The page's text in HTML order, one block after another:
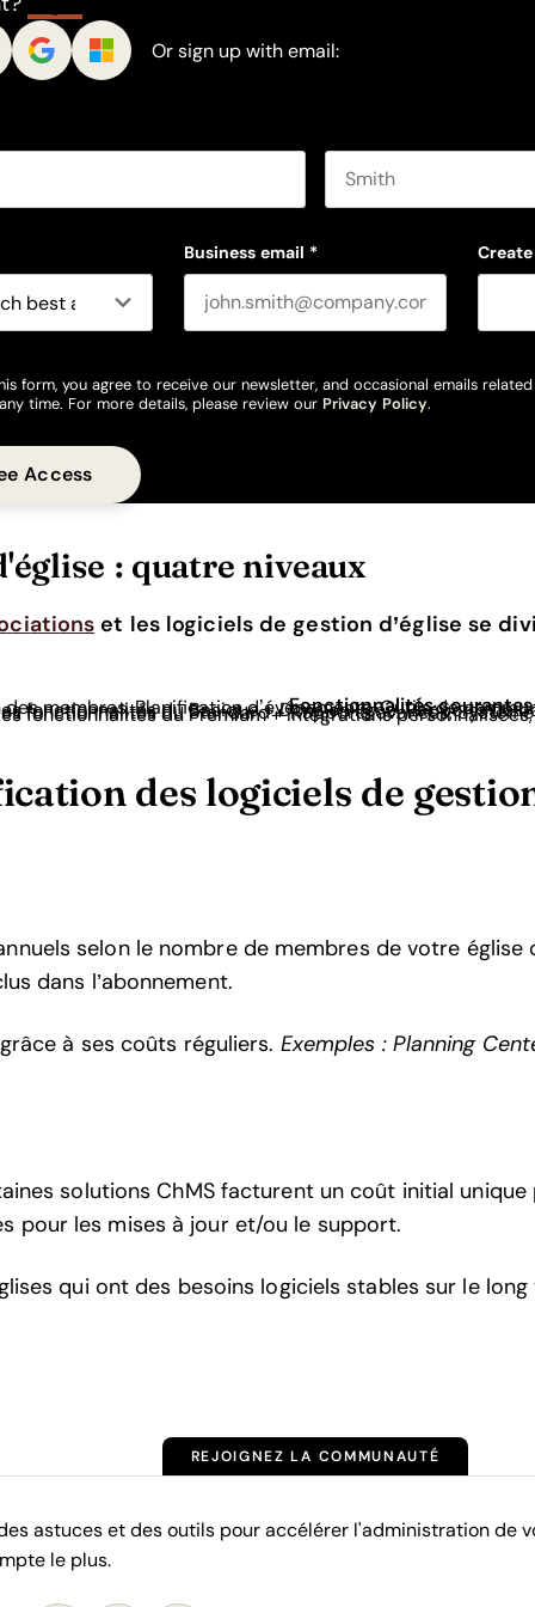
Or sign up with email:
Business email *
form, you agree to receive our newsletter, and occasional emails related
time. For more details, please review our Privacy Policy.
: quatre niveaux
et les logiciels de gestion d’église se
Fonctionnalités courantes
des membres, Planification d’événements, Outils de
fonctionnalités du Basique + Dons en ligne, Rapports de
fonctionnalités du Standard + Rapports avancés,
fonctionnalités du Premium + Intégrations
des logiciels de
selon le nombre de membres de votre
dans l’abonnement.
à ses coûts réguliers. Exemples : Planning
solutions ChMS facturent un coût initial
pour les mises à jour et/ou le support.
qui ont des besoins logiciels stables sur le
REJOIGNEZ LA COMMUNAUTÉ
astuces et des outils pour accélérer l'administration de
le plus.